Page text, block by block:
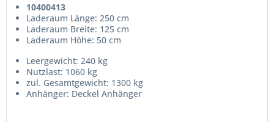
10400413
Laderaum Länge: 250 cm
Laderaum Breite: 125 cm
Laderaum Höhe: 50 cm
Leergewicht: 240 kg
Nutzlast: 1060 kg
zul. Gesamtgewicht: 1300 kg
Anhänger: Deckel Anhänger